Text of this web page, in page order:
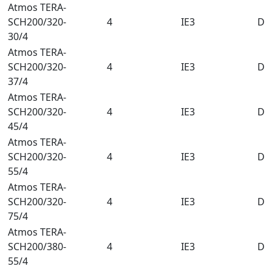
Atmos TERA-
SCH200/320-
30/4
4 IE3
Atmos TERA-
SCH200/320-
37/4
4 IE3
Atmos TERA-
SCH200/320-
45/4
4 IE3
Atmos TERA-
SCH200/320-
55/4
4 IE3
Atmos TERA-
SCH200/320-
75/4
4 IE3
Atmos TERA-
SCH200/380-
55/4
4 IE3